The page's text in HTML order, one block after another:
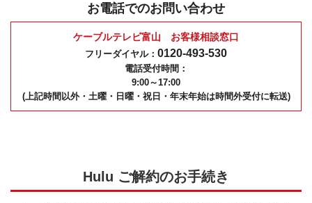
お電話でのお問い合わせ
ケーブルテレビ富山 お客様相談窓口
フリーダイヤル： 0120-493-530
電話受付時間：
9:00～17:00
(上記時間以外・土曜・日曜・祝日・年末年始は時間外受付に転送)
Hulu ご解約のお手続き